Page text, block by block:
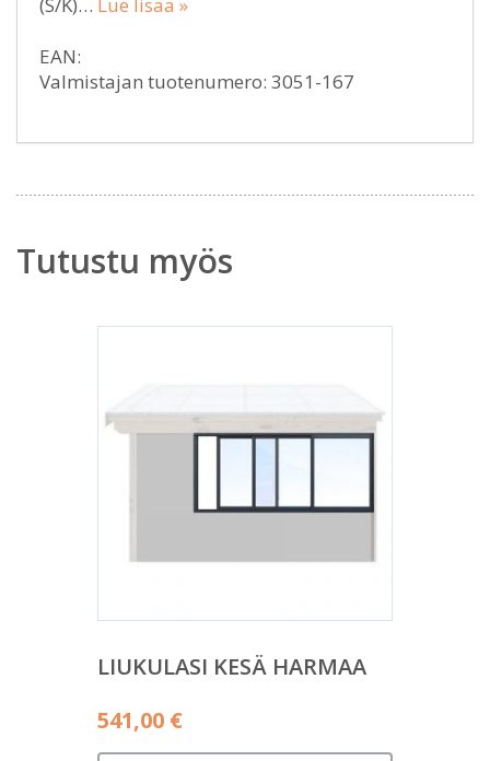
EAN:
Valmistajan tuotenumero: 3051-167
Tutustu myös
LIUKULASI KESÄ HARMAA
541,00 €